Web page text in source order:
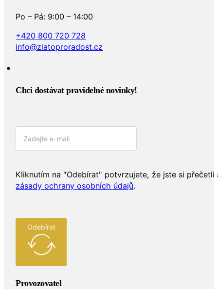
Po – Pá: 9:00 – 14:00
+420 800 720 728
info@zlatoproradost.cz
Chci dostávat pravidelné novinky!​
Kliknutím na "Odebírat" potvrzujete, že jste si přečetli
zásady ochrany osobních údajů.
Odebírat
Provozovatel